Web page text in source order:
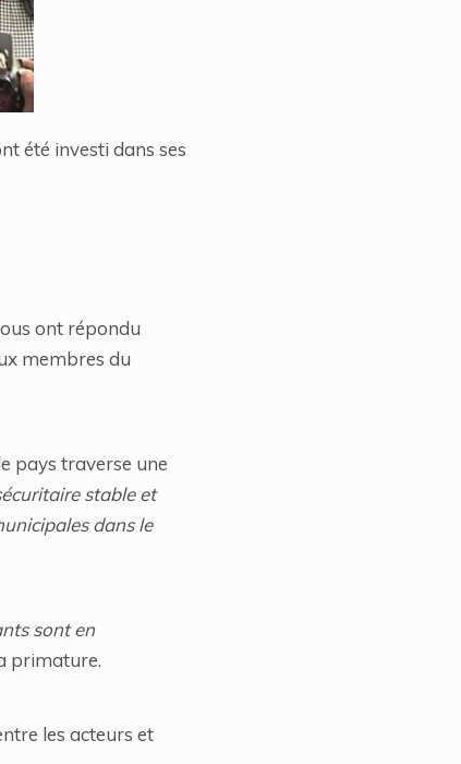
été investi dans ses
ont répondu
membres du
pays traverse une
stable et
dans le
sont en
primature.
les acteurs et